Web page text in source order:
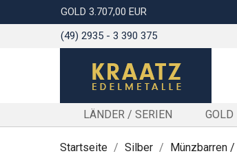
GOLD 3.707,00 EUR
(49) 2935 - 3 390 375
LÄNDER / SERIEN GOLD
Startseite Silber Münzbarren